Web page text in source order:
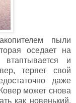
пыли
оседает на
втаптывается и
теряет свой
даже
может снова
как новенький,